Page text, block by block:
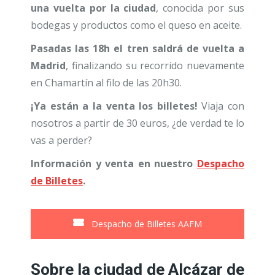
una vuelta por la ciudad, conocida por sus
bodegas y productos como el queso en aceite.
Pasadas las 18h el tren saldrá de vuelta a
Madrid, finalizando su recorrido nuevamente
en Chamartín al filo de las 20h30.
¡Ya están a la venta los billetes! Viaja con
nosotros a partir de 30 euros, ¿de verdad te lo
vas a perder?
Información y venta en nuestro Despacho
de Billetes.
Despacho de Billetes AAFM
Sobre la ciudad de Alcázar de